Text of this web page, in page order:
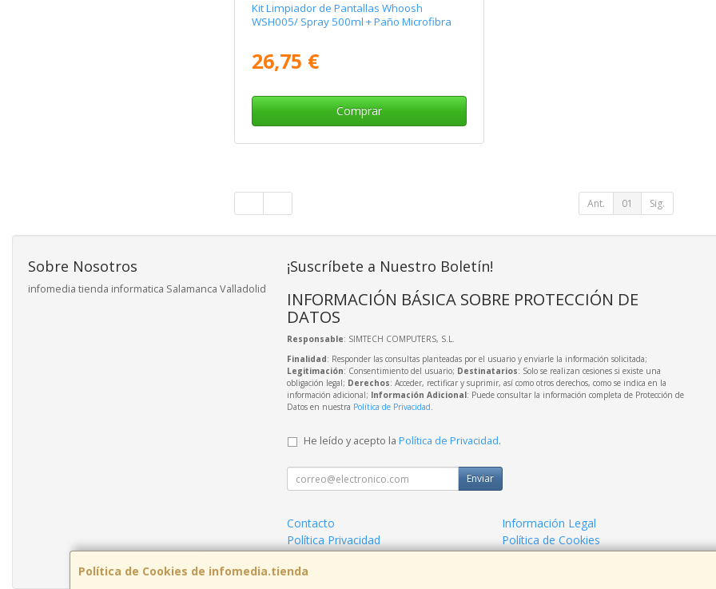
Kit Limpiador de Pantallas Whoosh
WSH005/ Spray 500ml + Paño Microfibra
26,75 €
Comprar
Ant. 01 Sig.
Política de Cookies de infomedia.tienda
Sobre Nosotros
infomedia tienda informatica Salamanca Valladolid
¡Suscríbete a Nuestro Boletín!
INFORMACIÓN BÁSICA SOBRE PROTECCIÓN DE
DATOS
Responsable: SIMTECH COMPUTERS, S.L.
Finalidad: Responder las consultas planteadas por el usuario y enviarle la información solicitada;
Legitimación: Consentimiento del usuario; Destinatarios: Solo se realizan cesiones si existe una
obligación legal; Derechos: Acceder, rectificar y suprimir, así como otros derechos, como se indica en la
información adicional; Información Adicional: Puede consultar la información completa de Protección de
Datos en nuestra Política de Privacidad.
He leído y acepto la Política de Privacidad.
Enviar
Contacto
Información Legal
Política Privacidad
Política de Cookies